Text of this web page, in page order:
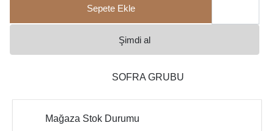
Sepete Ekle
Şimdi al
SOFRA GRUBU
Mağaza Stok Durumu